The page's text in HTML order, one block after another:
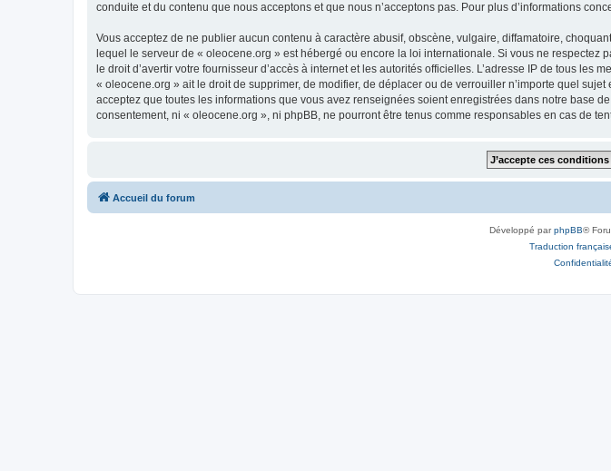
conduite et du contenu que nous acceptons et que nous n’acceptons pas. Pour plus d’informations
Vous acceptez de ne publier aucun contenu à caractère abusif, obscène, vulgaire, diffamatoire,
lequel le serveur de « oleocene.org » est hébergé ou encore la loi internationale. Si vous ne
le droit d’avertir votre fournisseur d’accès à internet et les autorités officielles. L’adresse IP de tous
« oleocene.org » ait le droit de supprimer, de modifier, de déplacer ou de verrouiller n’importe quel
acceptez que toutes les informations que vous avez renseignées soient enregistrées dans notre base
consentement, ni « oleocene.org », ni phpBB, ne pourront être tenus comme responsables en cas de
Accueil du forum
Développé parphpBB®
Traduction